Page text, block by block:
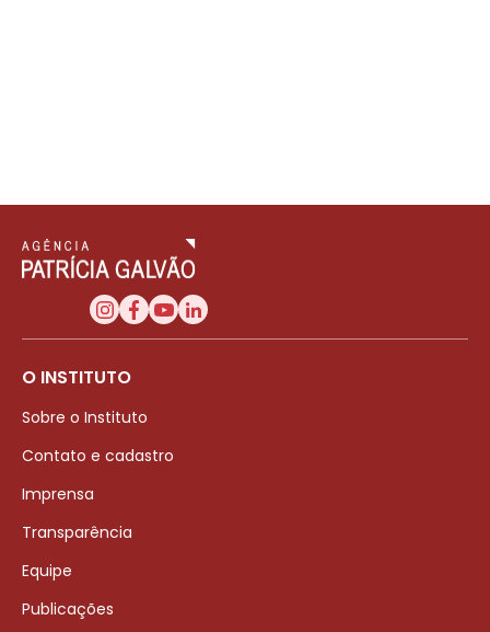
O INSTITUTO
Sobre o Instituto
Contato e cadastro
Imprensa
Transparência
Equipe
Publicações